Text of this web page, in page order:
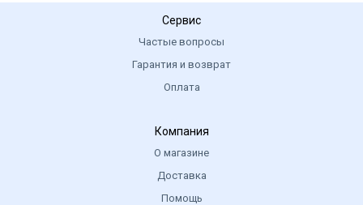
Сервис
Частые вопросы
Гарантия и возврат
Оплата
Компания
О магазине
Доставка
Помощь